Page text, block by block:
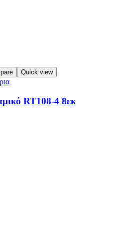
Quick view
RT108-4 8εκ